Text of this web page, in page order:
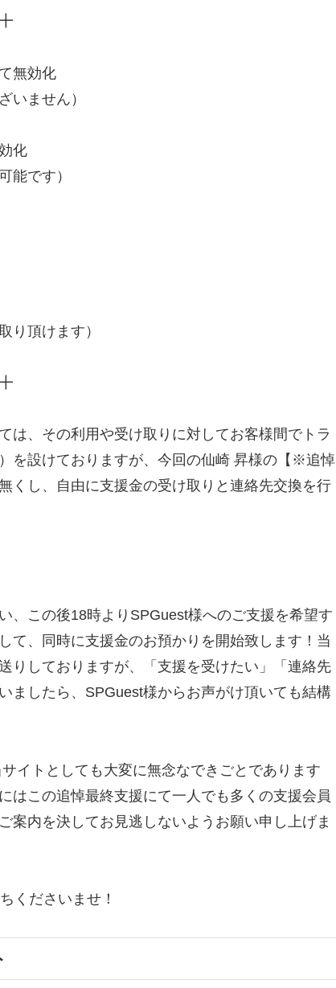
無効化
いません）
化
能です）
り頂けます）
は、その利用や受け取りに対してお客様間でトラ
を設けておりますが、今回の仙崎 昇様の【※追悼
し、自由に支援金の受け取りと連絡先交換を行
この後18時よりSPGuest様へのご支援を希望す
て、同時に支援金のお預かりを開始致します！当
りしておりますが、「支援を受けたい」「連絡先
ましたら、SPGuest様からお声がけ頂いても結構
イトとしても大変に無念なできごとであります
はこの追悼最終支援にて一人でも多くの支援会員
案内を決してお見逃しないようお願い申し上げま
くださいませ！